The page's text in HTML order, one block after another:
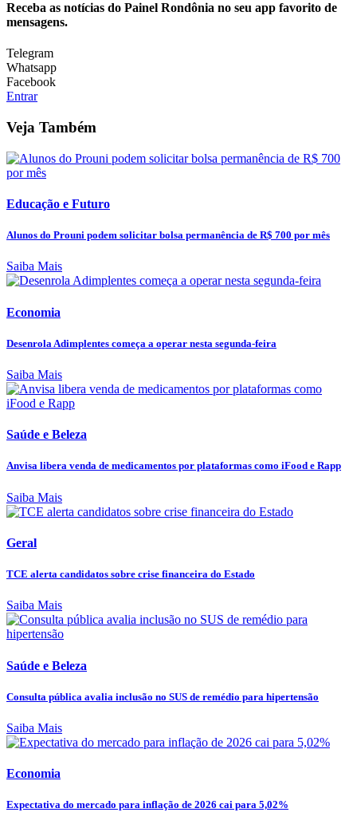
Receba as notícias do Painel Rondônia no seu app favorito de
mensagens.
Telegram
Whatsapp
Facebook
Entrar
Veja Também
Educação e Futuro
Alunos do Prouni podem solicitar bolsa permanência de R$ 700 por mês
Saiba Mais
Economia
Desenrola Adimplentes começa a operar nesta segunda-feira
Saiba Mais
Saúde e Beleza
Anvisa libera venda de medicamentos por plataformas como iFood e Rapp
Saiba Mais
Geral
TCE alerta candidatos sobre crise financeira do Estado
Saiba Mais
Saúde e Beleza
Consulta pública avalia inclusão no SUS de remédio para hipertensão
Saiba Mais
Economia
Expectativa do mercado para inflação de 2026 cai para 5,02%